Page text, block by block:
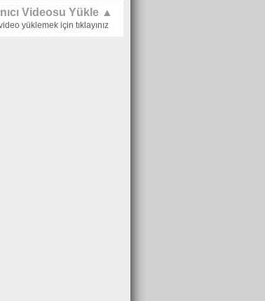
Videosu Yükle ▲
yüklemek için tıklayınız